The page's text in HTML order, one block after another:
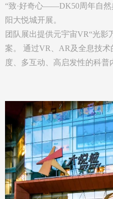
“致·好奇心——DK50周年自然
阳大悦城开展。
团队展出提供元宇宙VR“光影
案。 通过VR、AR及全息技
度、多互动、高启发性的科普